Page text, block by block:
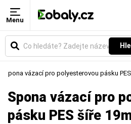
Menu
Spona vázací pro polyesterovou pásku
Spona vázací pro
pásku PES šíře